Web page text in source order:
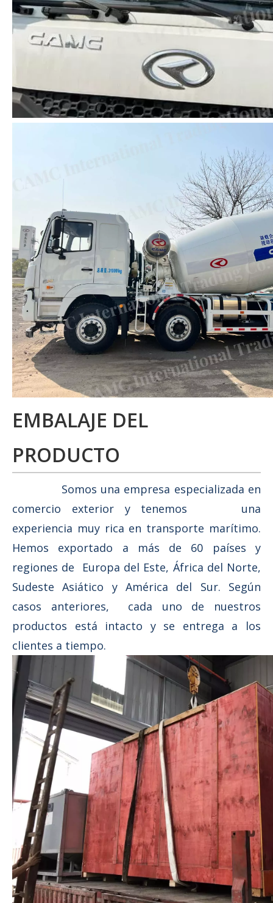
EMBALAJE DEL
PRODUCTO
Somos una empresa especializada en
comercio exterior y tenemos una
experiencia muy rica en transporte marítimo.
Hemos exportado a más de 60 países y
regiones de Europa del Este, África del Norte,
Sudeste Asiático y América del Sur. Según
casos anteriores, cada uno de nuestros
productos está intacto y se entrega a los
clientes a tiempo.